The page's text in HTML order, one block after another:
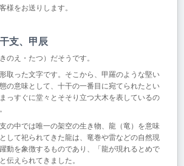
様をお送りします。
支、甲辰
のえ・たつ）だそうです。
取った文字です。そこから、甲羅のような堅い
の意味として、十干の一番目に宛てられたとい
っすぐに堂々とそそり立つ大木を表しているの
の中では唯一の架空の生き物、龍（竜）を意味
して祀られてきた龍は、竜巻や雷などの自然現
動を象徴するものであり、「龍が現れるとめで
伝えられてきました。